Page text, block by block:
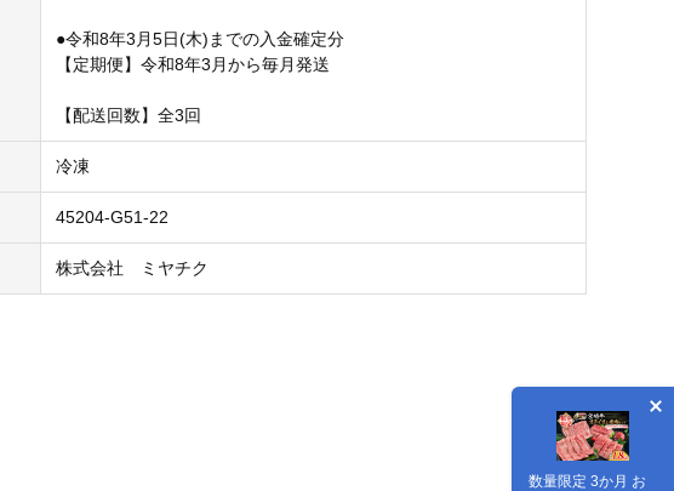
数量限定 3か月 お
●令和8年3月5日(木)までの入金確定分
【定期便】令和8年3月から毎月発送
【配送回数】全3回
冷凍
45204-G51-22
株式会社 ミヤチク